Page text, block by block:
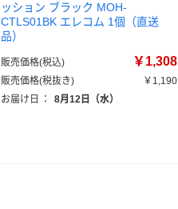
ッション ブラック MOH-
CTLS01BK エレコム 1個（直送
品）
販売価格(税込) ￥1,308
販売価格(税抜き)
￥1,190
お届け日
： 8月12日（水）